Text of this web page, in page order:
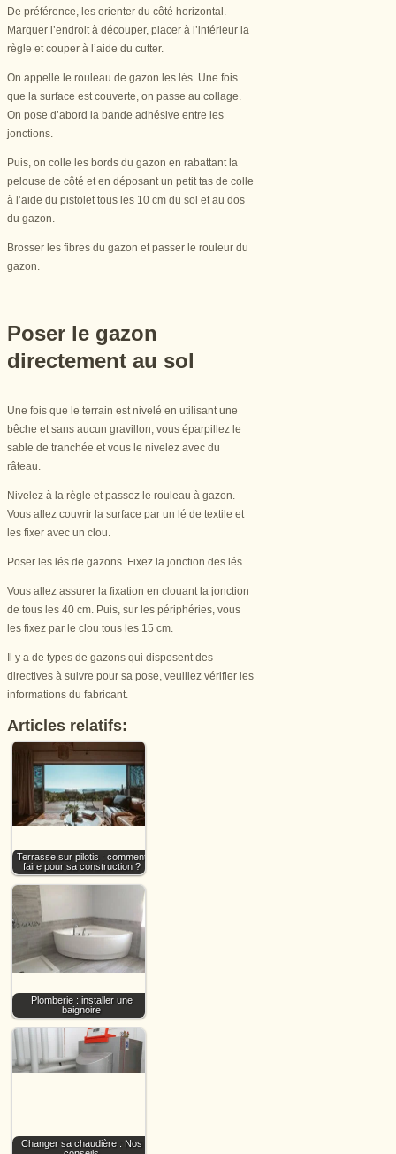
De préférence, les orienter du côté horizontal.
Marquer l’endroit à découper, placer à l’intérieur la
règle et couper à l’aide du cutter.
On appelle le rouleau de gazon les lés. Une fois
que la surface est couverte, on passe au collage.
On pose d’abord la bande adhésive entre les
jonctions.
Puis, on colle les bords du gazon en rabattant la
pelouse de côté et en déposant un petit tas de colle
à l’aide du pistolet tous les 10 cm du sol et au dos
du gazon.
Brosser les fibres du gazon et passer le rouleur du
gazon.
Poser le gazon
directement au sol
Une fois que le terrain est nivelé en utilisant une
bêche et sans aucun gravillon, vous éparpillez le
sable de tranchée et vous le nivelez avec du
râteau.
Nivelez à la règle et passez le rouleau à gazon.
Vous allez couvrir la surface par un lé de textile et
les fixer avec un clou.
Poser les lés de gazons. Fixez la jonction des lés.
Vous allez assurer la fixation en clouant la jonction
de tous les 40 cm. Puis, sur les périphéries, vous
les fixez par le clou tous les 15 cm.
Il y a de types de gazons qui disposent des
directives à suivre pour sa pose, veuillez vérifier les
informations du fabricant.
Articles relatifs:
Terrasse sur pilotis : comment
faire pour sa construction ?
Plomberie : installer une
baignoire
Changer sa chaudière : Nos